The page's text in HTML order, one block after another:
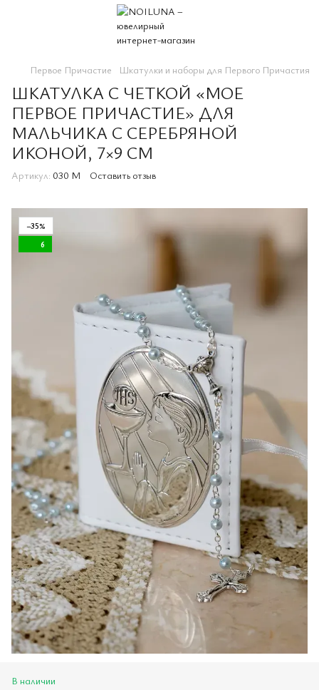
Первое Причастие Шкатулки и наборы для Первого Причастия
ШКАТУЛКА С ЧЕТКОЙ «МОЕ
ПЕРВОЕ ПРИЧАСТИЕ» ДЛЯ
МАЛЬЧИКА С СЕРЕБРЯНОЙ
ИКОНОЙ, 7×9 СМ
Артикул: 030 М Оставить отзыв
−35%
6
В наличии